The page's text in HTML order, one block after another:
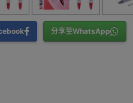
分享至WhatsApp